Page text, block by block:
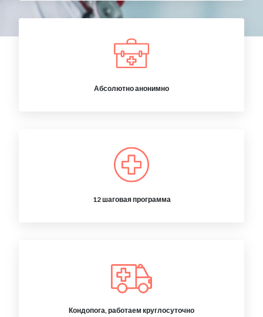
Абсолютно анонимно
12 шаговая программа
Кондопога, работаем круглосуточно